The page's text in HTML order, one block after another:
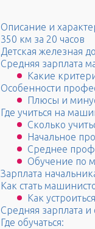
Описание и
350 км за 20 часов
Детская железная
Средняя зарплата
Какие
Особенности
Плюсы и
Где учиться на
Сколько
Начальное
Среднее
Обучение по
Зарплата
Как стать
Как
Средняя зарплата
Где обучаться: